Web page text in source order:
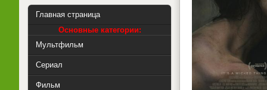
Главная страница
Основные категории:
Мультфильм
Сериал
Фильм